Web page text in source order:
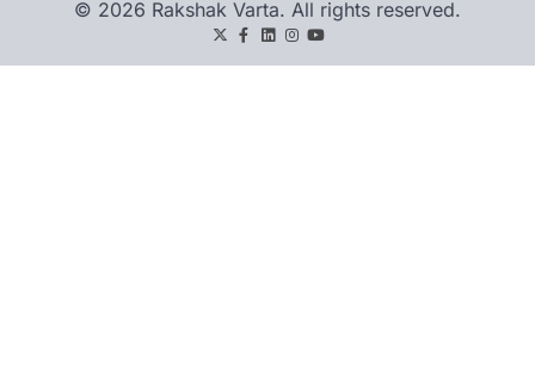
© 2026 Rakshak Varta. All rights reserved.
TwitterFacebook
LinkedIn
Instagram
youtube